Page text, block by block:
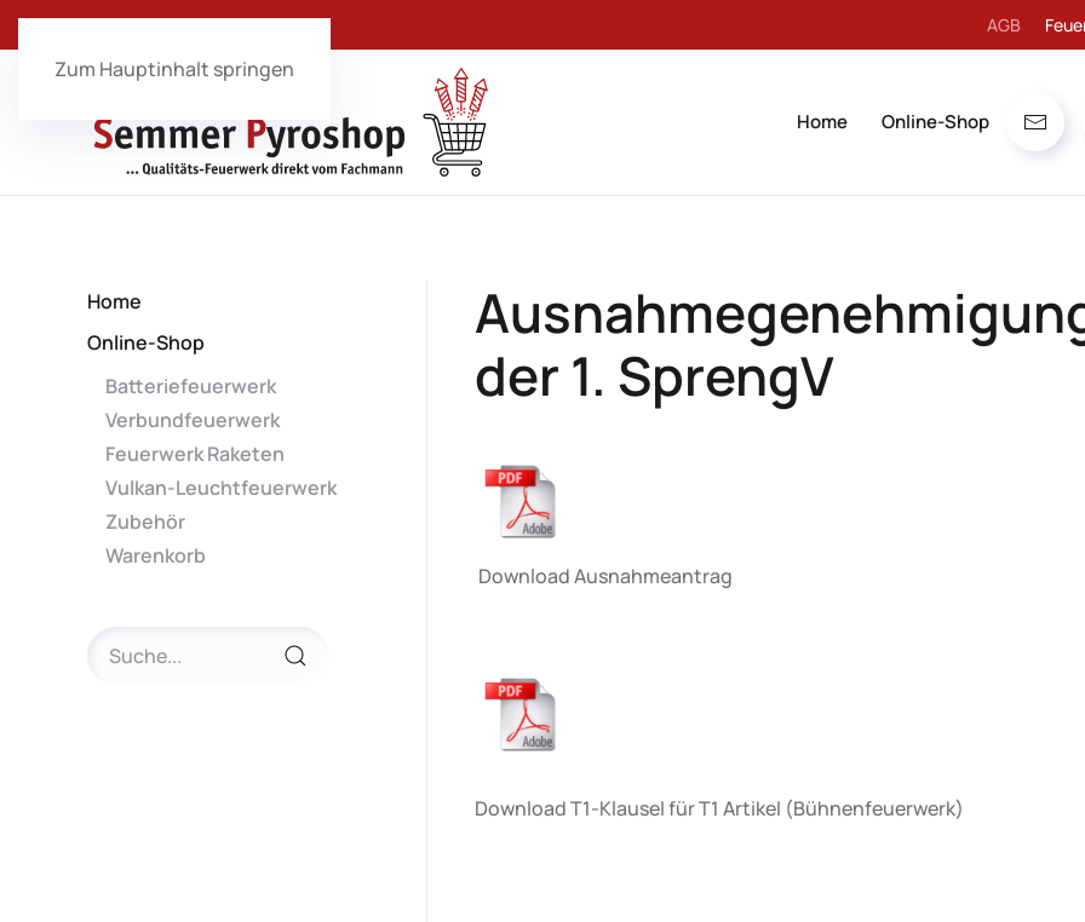
Zum Hauptinhalt springen
AGB
Home Online-Shop
der 1. SprengV
Download Ausnahmeantrag
Download T1-Klausel für T1 Artikel (Bühnenfeuerwerk)
Home
Online-Shop
Batteriefeuerwerk
Verbundfeuerwerk
Feuerwerk Raketen
Vulkan-Leuchtfeuerwerk
Zubehör
Warenkorb